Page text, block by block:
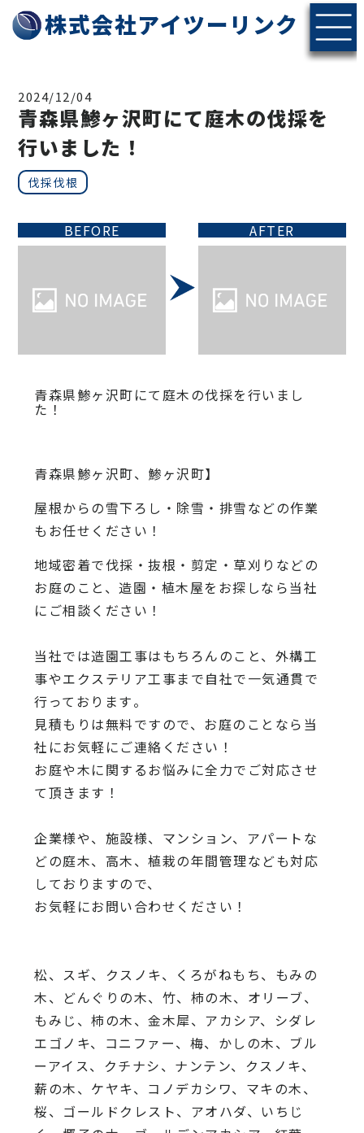
株式会社アイツーリンク
2024/12/04
青森県鯵ヶ沢町にて庭木の伐採を
行いました！
伐採伐根
BEFORE AFTER
青森県鯵ヶ沢町にて庭木の伐採を行いまし
た！
青森県鯵ヶ沢町、鯵ヶ沢町】
屋根からの雪下ろし・除雪・排雪などの作業
もお任せください！
地域密着で伐採・抜根・剪定・草刈りなどの
お庭のこと、造園・ 植木屋をお探しなら当社
にご相談ください！
当社では造園工事はもちろんのこと、 外構工
事やエクステリア工事まで自社で一気通貫で
行っております。
見積もりは無料ですので、 お庭のことなら当
社にお気軽にご連絡ください！
お庭や木に関するお悩みに全力でご対応させ
て頂きます！
企業様や、施設様、マンション、アパートな
どの庭木、高木、植栽の年間管理なども対応
しておりますので、
お気軽にお問い合わせください！
松、スギ、クスノキ、くろがねもち、もみの
木、どんぐりの木、 竹、柿の木、オリーブ、
もみじ、柿の木、金木犀、アカシア、 シダレ
エゴノキ、コニファー、梅、かしの木、ブル
ーアイス、 クチナシ、ナンテン、クスノキ、
薪の木、ケヤキ、コノデカシワ、マキの木、
桜、 ゴールドクレスト、アオハダ、いちじ